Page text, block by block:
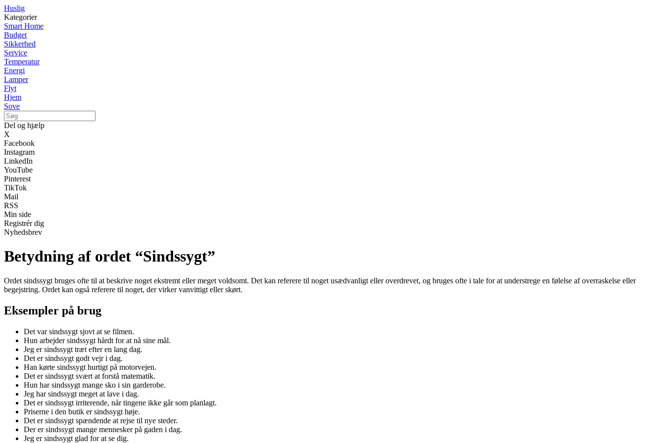
Huslig
Kategorier
Smart Home
Budget
Sikkerhed
Service
Temperatur
Energi
Lamper
Flyt
Hjem
Sove
Del og hjælp
X
Facebook
Instagram
LinkedIn
YouTube
Pinterest
TikTok
Mail
RSS
Min side
Registrér dig
Nyhedsbrev
Betydning af ordet “Sindssygt”
Ordet sindssygt bruges ofte til at beskrive noget ekstremt eller meget voldsomt. Det kan referere til noget usædvanligt eller overdrevet, og bruges ofte i tale for at understrege en følelse af overraskelse eller
begejstring. Ordet kan også referere til noget, der virker vanvittigt eller skørt.
Eksempler på brug
Det var sindssygt sjovt at se filmen.
Hun arbejder sindssygt hårdt for at nå sine mål.
Jeg er sindssygt træt efter en lang dag.
Det er sindssygt godt vejr i dag.
Han kørte sindssygt hurtigt på motorvejen.
Det er sindssygt svært at forstå matematik.
Hun har sindssygt mange sko i sin garderobe.
Jeg har sindssygt meget at lave i dag.
Det er sindssygt irriterende, når tingene ikke går som planlagt.
Priserne i den butik er sindssygt høje.
Det er sindssygt spændende at rejse til nye steder.
Der er sindssygt mange mennesker på gaden i dag.
Jeg er sindssygt glad for at se dig.